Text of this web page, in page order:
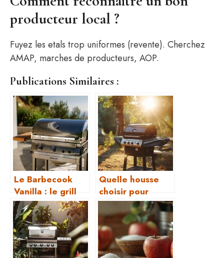
producteur local ?
Fuyez les etals trop uniformes (revente). Cherchez
AMAP, marches de producteurs, AOP.
Publications Similaires :
Le Barbecook
Vanilla : le grill
parfait pour des
repas en plein air
?
Quelle housse
choisir pour
protéger votre
barbecue
Campingaz lors
de vos excursions
en camping ?